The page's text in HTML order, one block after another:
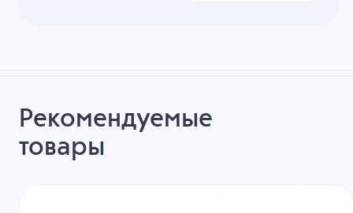
Рекомендуемые
товары